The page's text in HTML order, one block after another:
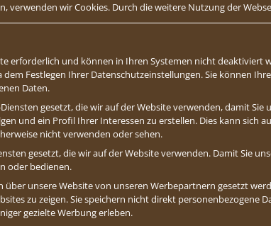
wir Cookies. Durch die weitere Nutzung der
erforderlich und können in Ihren Systemen nicht deaktiviert
Festlegen Ihrer Datenschutzeinstellungen. Sie können
Daten.
gesetzt, die wir auf der Website verwenden, damit
und ein Profil Ihrer Interessen zu erstellen. Dies kann sich
nicht verwenden oder sehen.
gesetzt, die wir auf der Website verwenden. Damit Sie
oder bedienen.
über unsere Website von unseren Werbepartnern gesetzt
zu zeigen. Sie speichern nicht direkt personenbezogene
gezielte Werbung erleben.